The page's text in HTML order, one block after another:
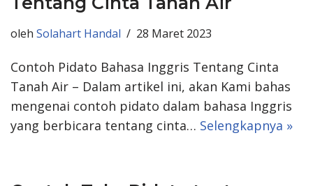
oleh Solahart Handal 28 Maret 2023
Contoh Pidato Bahasa Inggris Tentang Cinta
Tanah Air – Dalam artikel ini, akan Kami bahas
mengenai contoh pidato dalam bahasa Inggris
yang berbicara tentang cinta… Selengkapnya »